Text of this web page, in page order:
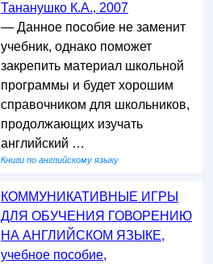
Тананушко К.А., 2007
— Данное пособие не заменит
учебник, однако поможет
закрепить материал школьной
программы и будет хорошим
справочником для школьников,
продолжающих изучать
английский …
Книги по английскому языку
КОММУНИКАТИВНЫЕ ИГРЫ
ДЛЯ ОБУЧЕНИЯ ГОВОРЕНИЮ
НА АНГЛИЙСКОМ ЯЗЫКЕ,
учебное пособие,